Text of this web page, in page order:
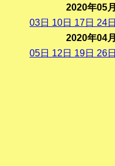
2020年05月
03日 10日 17日 24日
2020年04月
05日 12 日 19日 26日